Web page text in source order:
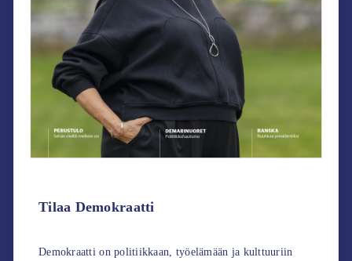
Tilaa Demokraatti
Demokraatti on politiikkaan, työelämään ja kulttuuriin